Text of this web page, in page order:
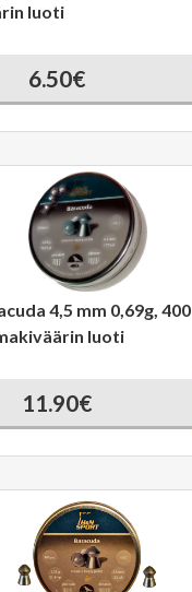
luoti
6.50€
4,5 mm 0,69g, 400
luoti
11.90€